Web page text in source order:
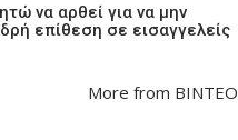
να αρθεί για να μην
επίθεση σε εισαγγελείς
More from ΒΙΝΤΕΟ